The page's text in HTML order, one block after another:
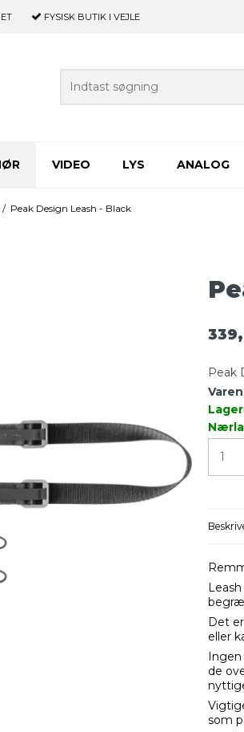
FYSISK BUTIK I VEJLE
VIDEO LYS ANALOG
/ Peak Design Leash - Black
Peak
Det
eller
de
som